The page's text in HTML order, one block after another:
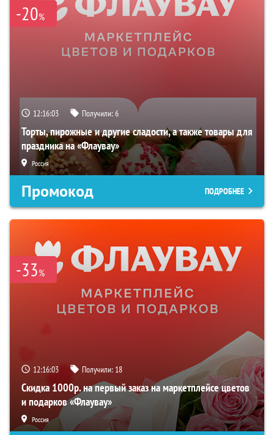
-20%
12:16:02 Получили:6
Торты, пирожные и другие сладости, а также товары для
праздника на «Флаувау»
Россия
Промокод ПОДРОБНЕЕ
-33%
12:16:02 Получили: 18
Скидка 1000р. на первый заказ на маркетплейсе цветов
и подарков «Флаувау»
Россия